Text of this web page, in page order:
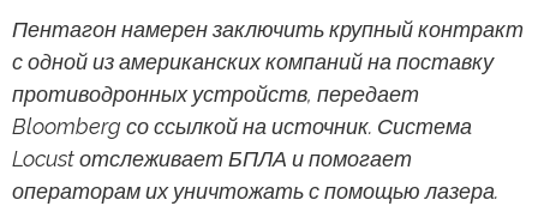
Пентагон намерен заключить крупный контракт
с одной из американских компаний на поставку
противодронных устройств, передает
Bloomberg со ссылкой на источник. Система
Locust отслеживает БПЛА и помогает
операторам их уничтожать с помощью лазера.